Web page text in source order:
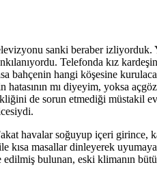
sanki beraber izliyorduk.
Telefonda kız
bahçenin hangi köşesine
hatasının mı diyeyim, yoksa
de sorun etmediği müstakil
havalar soğuyup içeri girince,
masallar dinleyerek uyumaya
bulunan, eski klimanın